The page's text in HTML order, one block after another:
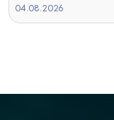
04.08.2026